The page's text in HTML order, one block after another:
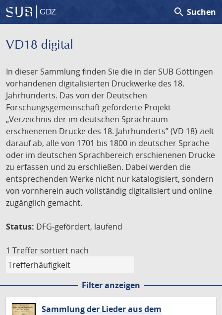
GDZ search Suchen
VD18 digital
In dieser Sammlung finden Sie die in der SUB Göttingen
vorhandenen digitalisierten Druckwerke des 18.
Jahrhunderts. Das von der Deutschen
Forschungsgemeinschaft geförderte Projekt
„Verzeichnis der im deutschen Sprachraum
erschienenen Drucke des 18. Jahrhunderts” (VD 18) zielt
darauf ab, alle von 1701 bis 1800 in deutscher Sprache
oder im deutschen Sprachbereich erschienenen Drucke
zu erfassen und zu erschließen. Dabei werden die
entsprechenden Werke nicht nur katalogisiert, sondern
von vornherein auch vollständig digitalisiert und online
zugänglich gemacht.
Status: DFG-gefördert, laufend
1 Treffer sortiert nach
Filter anzeigen
Sammlung der Lieder aus dem